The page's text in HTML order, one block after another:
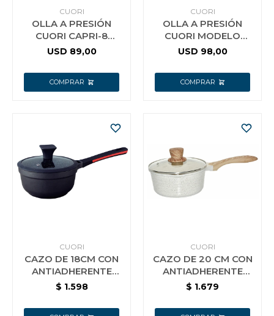
CUORI
OLLA A PRESIÓN
CUORI CAPRI-8
ACERO INOX.
USD 89,00
CUORI
OLLA A PRESIÓN
CUORI MODELO
RAPID-7
USD 98,00
CUORI
CAZO DE 18CM CON
ANTIADHERENTE
CUORI NERO
$ 1.598
CUORI
CAZO DE 20 CM CON
ANTIADHERENTE
CUORI CUCCINA
$ 1.679